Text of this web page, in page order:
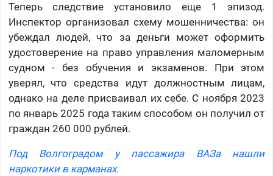
Теперь следствие установило еще 1 эпизод.
Инспектор организовал схему мошенничества: он
убеждал людей, что за деньги может оформить
удостоверение на право управления маломерным
судном - без обучения и экзаменов. При этом
уверял, что средства идут должностным лицам,
однако на деле присваивал их себе. С ноября 2023
по январь 2025 года таким способом он получил от
граждан 260 000 рублей.
Под Волгоградом у пассажира ВАЗа нашли
наркотики в карманах.